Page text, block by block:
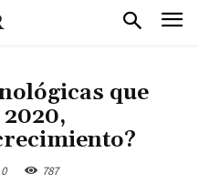
que
0 787